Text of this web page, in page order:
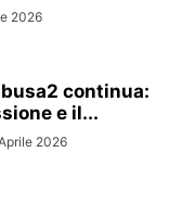
2026
continua:
e il...
2026